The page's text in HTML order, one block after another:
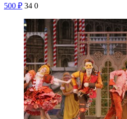
500 ₽ 34 0